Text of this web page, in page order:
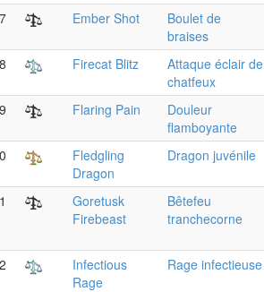
Ember Shot
Boulet de
braises
Firecat Blitz
Attaque éclair de
chatfeux
Flaring Pain
Douleur
flamboyante
Fledgling
Dragon
Dragon juvénile
Goretusk
Firebeast
Bêtefeu
tranchecorne
Infectious
Rage
Rage infectieuse